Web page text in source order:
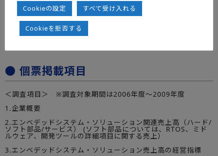
第2節 データセンター市場のサービス形態別市場
(1)ハウジング･サービス
(2)ホスティング･サービス
● 個票掲載項目
＜調査項目＞ ※調査対象期間は2006年度～2009年度
1.企業概要
2.エンベデッドシステム・ソリューション関連売上高（ハード/
ソフト部品/サービス） (ソフト部品については、RTOS、ミド
ルウェア、開発ツールの詳細項目に関する売上）
3.エンベデッドシステム・ソリューション売上高の経営指標
Cookieの設定 すべて受け入れる
Cookieを拒否する